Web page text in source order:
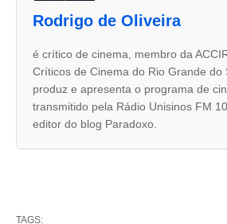
s
g
Rodrigo de Oliveira
é crítico de cinema, membro da
Críticos de Cinema do Rio Grande do
produz e apresenta o programa de
transmitido pela Rádio Unisinos FM
editor do blog Paradoxo.
TAGS: